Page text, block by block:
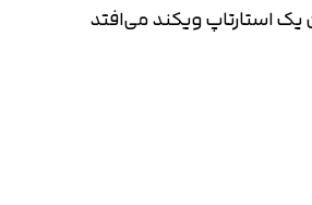
یک استارتاپ ویکند می‌افتد